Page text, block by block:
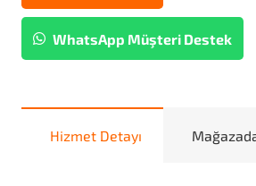
WhatsApp Müşteri Destek
Hizmet Detayı